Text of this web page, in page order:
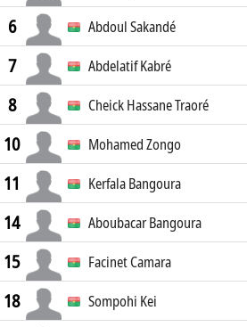
6 Abdoul Sakandé
7 Abdelatif Kabré
8 Cheick Hassane Traoré
10 Mohamed Zongo
11 Kerfala Bangoura
14 Aboubacar Bangoura
15 Facinet Camara
18 Sompohi Kei